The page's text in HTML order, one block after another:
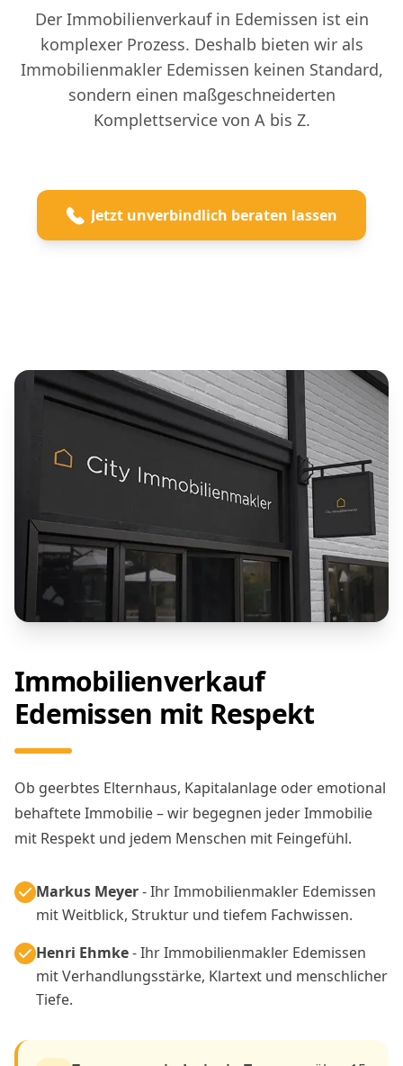
Der Immobilienverkauf in Edemissen ist ein
komplexer Prozess. Deshalb bieten wir als
Immobilienmakler Edemissen keinen Standard,
sondern einen maßgeschneiderten
Komplettservice von A bis Z.
Jetzt unverbindlich beraten lassen
Immobilienverkauf
Edemissen mit Respekt
Ob geerbtes Elternhaus, Kapitalanlage oder emotional
behaftete Immobilie – wir begegnen jeder Immobilie
mit Respekt und jedem Menschen mit Feingefühl.
Markus Meyer- Ihr Immobilienmakler Edemissen
mit Weitblick, Struktur und tiefem Fachwissen.
Henri Ehmke- Ihr Immobilienmakler Edemissen
mit Verhandlungsstärke, Klartext und menschlicher
Tiefe.